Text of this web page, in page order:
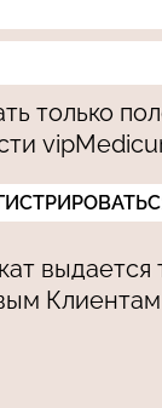
только
выдается
Клиентам